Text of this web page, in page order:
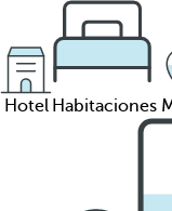
Hotel Habitaciones